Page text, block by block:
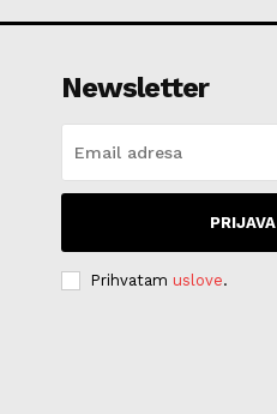
Newsletter
PRIJAVA
Prihvatam uslove.